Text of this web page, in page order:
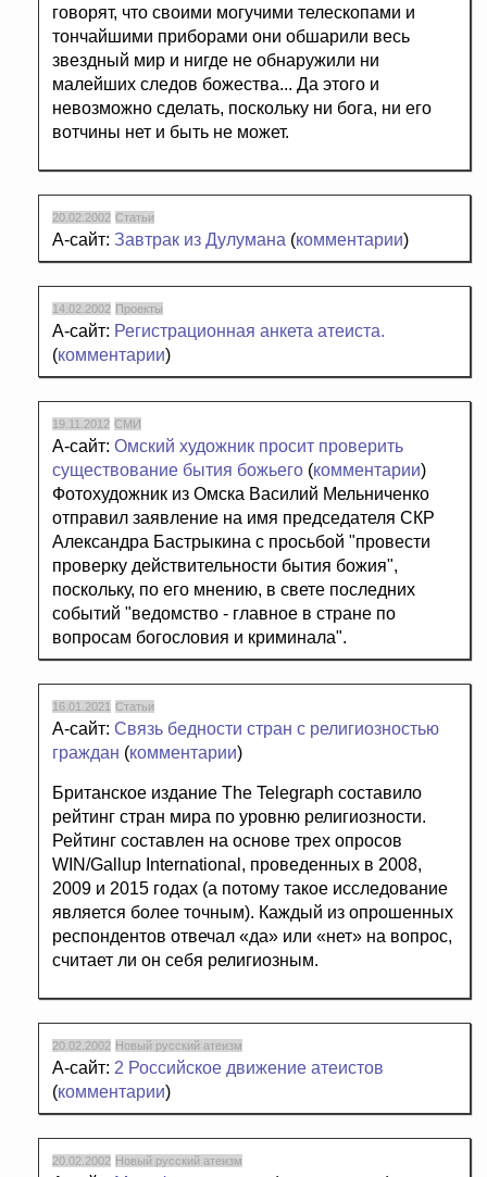
говорят, что своими могучими телескопами и
тончайшими приборами они обшарили весь
звездный мир и нигде не обнаружили ни
малейших следов божества... Да этого и
невозможно сделать, поскольку ни бога, ни его
вотчины нет и быть не может.
20.02.2002 Статьи
А-сайт: Завтрак из Дулумана (комментарии)
14.02.2002 Проекты
А-сайт: Регистрационная анкета атеиста.
(комментарии)
19.11.2012 СМИ
А-сайт: Омский художник просит проверить
существование бытия божьего (комментарии)
Фотохудожник из Омска Василий Мельниченко
отправил заявление на имя председателя СКР
Александра Бастрыкина с просьбой "провести
проверку действительности бытия божия",
поскольку, по его мнению, в свете последних
событий "ведомство - главное в стране по
вопросам богословия и криминала".
16.01.2021 Статьи
А-сайт: Связь бедности стран с религиозностью
граждан (комментарии)
Британское издание The Telegraph составило
рейтинг стран мира по уровню религиозности.
Рейтинг составлен на основе трех опросов
WIN/Gallup International, проведенных в 2008,
2009 и 2015 годах (а потому такое исследование
является более точным). Каждый из опрошенных
респондентов отвечал «да» или «нет» на вопрос,
считает ли он себя религиозным.
20.02.2002 Новый русский атеизм
А-сайт: 2 Российское движение атеистов
(комментарии)
20.02.2002 Новый русский атеизм